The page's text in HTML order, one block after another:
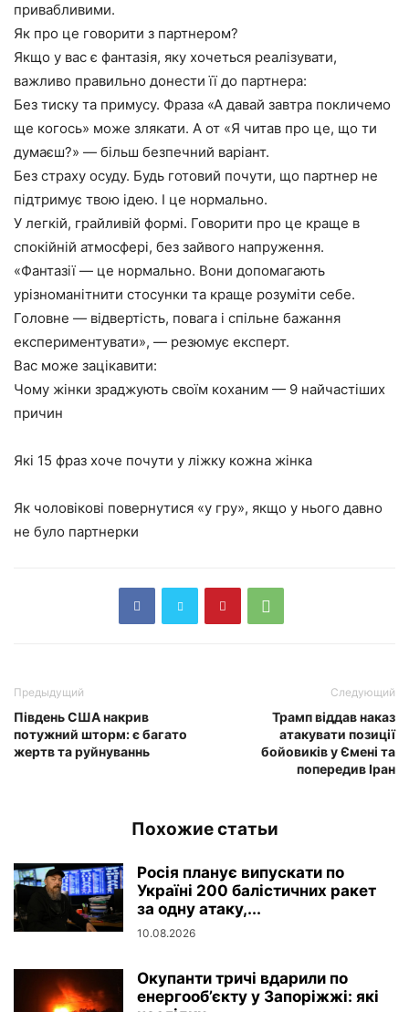
привабливими.
Як про це говорити з партнером?
Якщо у вас є фантазія, яку хочеться реалізувати,
важливо правильно донести її до партнера:
Без тиску та примусу. Фраза «А давай завтра покличемо
ще когось» може злякати. А от «Я читав про це, що ти
думаєш?» — більш безпечний варіант.
Без страху осуду. Будь готовий почути, що партнер не
підтримує твою ідею. І це нормально.
У легкій, грайливій формі. Говорити про це краще в
спокійній атмосфері, без зайвого напруження.
«Фантазії — це нормально. Вони допомагають
урізноманітнити стосунки та краще розуміти себе.
Головне — відвертість, повага і спільне бажання
експериментувати», — резюмує експерт.
Вас може зацікавити:
Чому жінки зраджують своїм коханим — 9 найчастіших
причин
Які 15 фраз хоче почути у ліжку кожна жінка
Як чоловікові повернутися «у гру», якщо у нього давно
не було партнерки
Предыдущий
Південь США накрив
потужний шторм: є багато
жертв та руйнуваннь
Следующий
Трамп віддав наказ
атакувати позиції
бойовиків у Ємені та
попередив Іран
Похожие статьи
Росія планує випускати по
Україні 200 балістичних ракет
за одну атаку,...
10.08.2026
Окупанти тричі вдарили по
енергооб’єкту у Запоріжжі: які